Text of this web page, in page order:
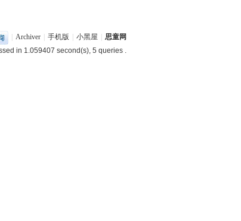
Archiver 手机版 小黑屋
思童网
in 1.059407 second(s), 5 queries .